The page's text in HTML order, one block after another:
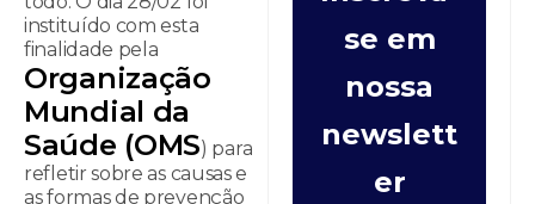
instituído com esta
finalidade pela
Organização
Mundial da
Saúde (OMS) para
refletir sobre as causas e
as formas de prevenção
se em
nossa
newslett
er